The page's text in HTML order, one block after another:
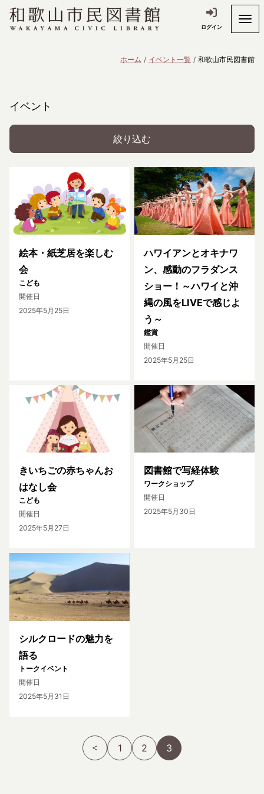
ログイン
ホーム イベント一覧 和歌山市民図書館
イベント
絞り込む
絵本・紙芝居を楽しむ
会
こども
開催日
2025年5月25日
ハワイアンとオキナワ
ン、感動のフラダンス
ショー！～ハワイと沖
縄の風をLIVEで感じよ
う～
鑑賞
開催日
2025年5月25日
きいちごの赤ちゃんお
はなし会
こども
開催日
2025年5月27日
図書館で写経体験
ワークショップ
開催日
2025年5月30日
シルクロードの魅力を
語る
トークイベント
開催日
2025年5月31日
1 2 3